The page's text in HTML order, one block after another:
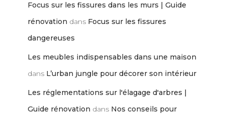
Focus sur les fissures dans les murs | Guide
rénovation dans Focus sur les fissures
dangereuses
Les meubles indispensables dans une maison
dans L’urban jungle pour décorer son intérieur
Les réglementations sur l'élagage d'arbres |
Guide rénovation dans Nos conseils pour